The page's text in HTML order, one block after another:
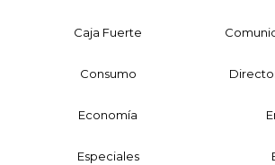
Caja Fuerte
Consumo
Economía
Especiales